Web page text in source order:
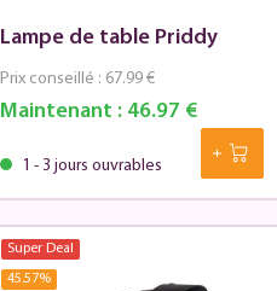
Lampe de table Priddy
Maintenant :46.97 €
Prix conseillé : 67.99 €
1 - 3 jours ouvrables
Super Deal
45.57%